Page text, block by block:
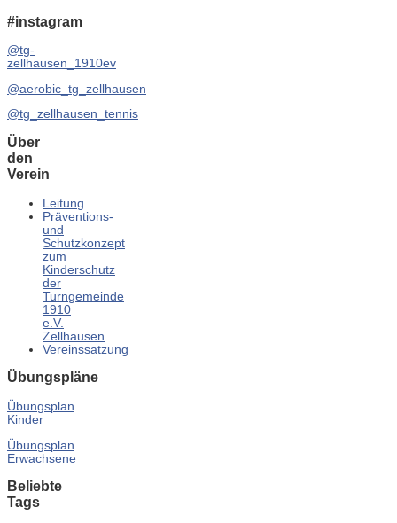
#instagram
@tg-
zellhausen_1910ev
@aerobic_tg_zellhausen
@tg_zellhausen_tennis
Über
den
Verein
Leitung
Präventions-
und
Schutzkonzept
zum
Kinderschutz
der
Turngemeinde
1910
e.V.
Zellhausen
Vereinssatzung
Übungspläne
Übungsplan
Kinder
Übungsplan
Erwachsene
Beliebte
Tags